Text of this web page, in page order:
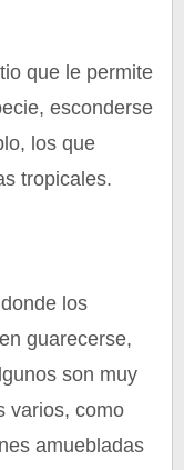
que le permite
esconderse
los que
tropicales.
los
guarecerse,
son muy
varios, como
amuebladas